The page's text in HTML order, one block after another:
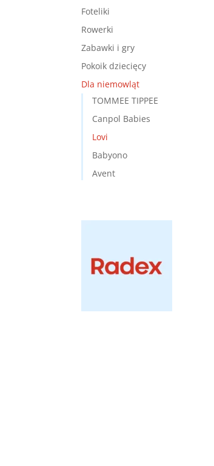
Foteliki
Rowerki
Zabawki i gry
Pokoik dziecięcy
Dla niemowląt
TOMMEE TIPPEE
Canpol Babies
Lovi
Babyono
Avent